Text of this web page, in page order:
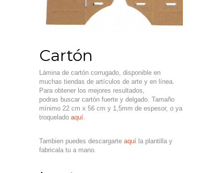
Cartón
Lámina de cartón corrugado, disponible en
muchas tiendas de artículos de arte y en línea.
Para obtener los mejores resultados,
podras buscar cartón fuerte y delgado. Tamaño
mínimo 22 cm x 56 cm y 1,5mm de espesor, o ya
troquelado aquí.
Tambien puedes descargarte aquí la plantilla y
fabricala tu a mano.